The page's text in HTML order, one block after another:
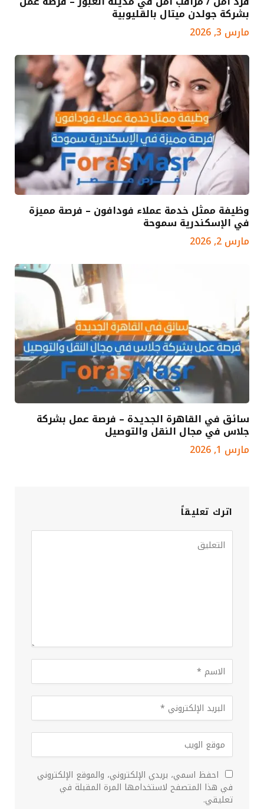
بشركة جولدن ميتال بالقليوبية
مارس 3, 2026
وظيفة ممثل خدمة عملاء فودافون – فرصة مميزة
في الإسكندرية سموحة
مارس 2, 2026
سائق في القاهرة الجديدة – فرصة عمل بشركة
جلاس في مجال النقل والتوصيل
مارس 1, 2026
اترك تعليقاً
احفظ اسمي، بريدي الإلكتروني، والموقع الإلكتروني
في هذا المتصفح لاستخدامها المرة المقبلة في
تعليقي.